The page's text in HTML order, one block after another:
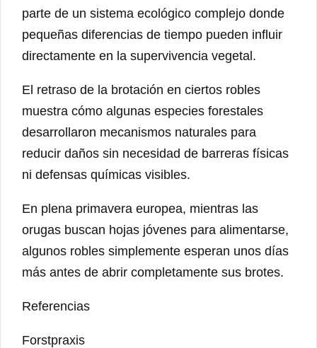
parte de un sistema ecológico complejo donde
pequeñas diferencias de tiempo pueden influir
directamente en la supervivencia vegetal.
El retraso de la brotación en ciertos robles
muestra cómo algunas especies forestales
desarrollaron mecanismos naturales para
reducir daños sin necesidad de barreras físicas
ni defensas químicas visibles.
En plena primavera europea, mientras las
orugas buscan hojas jóvenes para alimentarse,
algunos robles simplemente esperan unos días
más antes de abrir completamente sus brotes.
Referencias
Forstpraxis